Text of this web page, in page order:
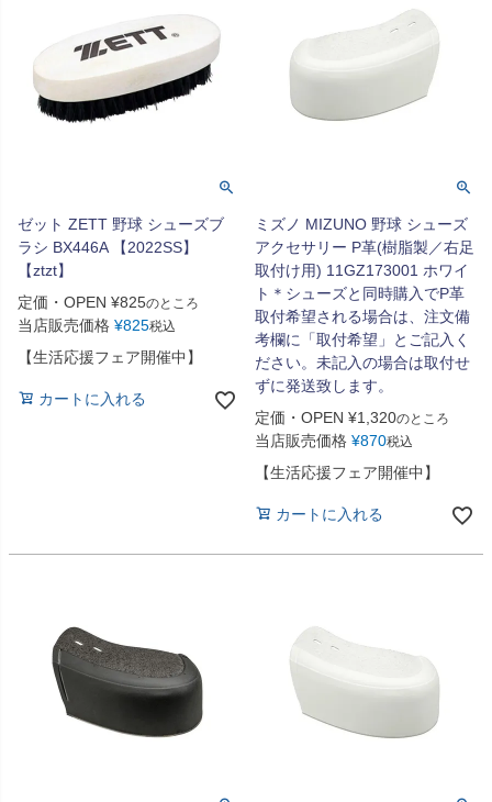
ゼット ZETT 野球 シューズブ
ラシ BX446A 【2022SS】
【ztzt】
定価・OPEN ¥825のところ
当店販売価格 ¥825税込
【生活応援フェア開催中】
カートに入れる
ミズノ MIZUNO 野球 シューズ
アクセサリー P革(樹脂製／右足
取付け用) 11GZ173001 ホワイ
ト＊シューズと同時購入でP革
取付希望される場合は、注文備
考欄に「取付希望」とご記入く
ださい。未記入の場合は取付せ
ずに発送致します。
定価・OPEN ¥1,320のところ
当店販売価格 ¥870税込
【生活応援フェア開催中】
カートに入れる